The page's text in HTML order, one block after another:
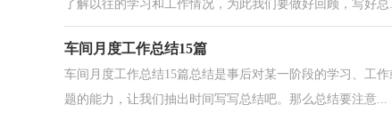
了解以往的学习和工作情况，为此我们要做好回顾，写好总
车间月度工作总结15篇
车间月度工作总结15篇总结是事后对某一阶段的学习、工
题的能力，让我们抽出时间写写总结吧。那么总结要注意...